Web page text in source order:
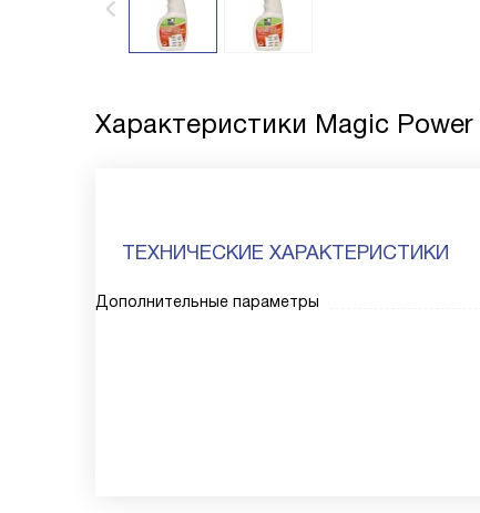
Характеристики Magic Power
ТЕХНИЧЕСКИЕ ХАРАКТЕРИСТИКИ
Дополнительные параметры